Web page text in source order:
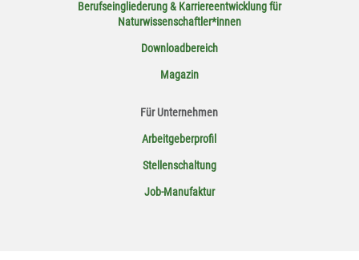
Berufseingliederung & Karriereentwicklung für
Naturwissenschaftler*innen
Downloadbereich
Magazin
Für Unternehmen
Arbeitgeberprofil
Stellenschaltung
Job-Manufaktur